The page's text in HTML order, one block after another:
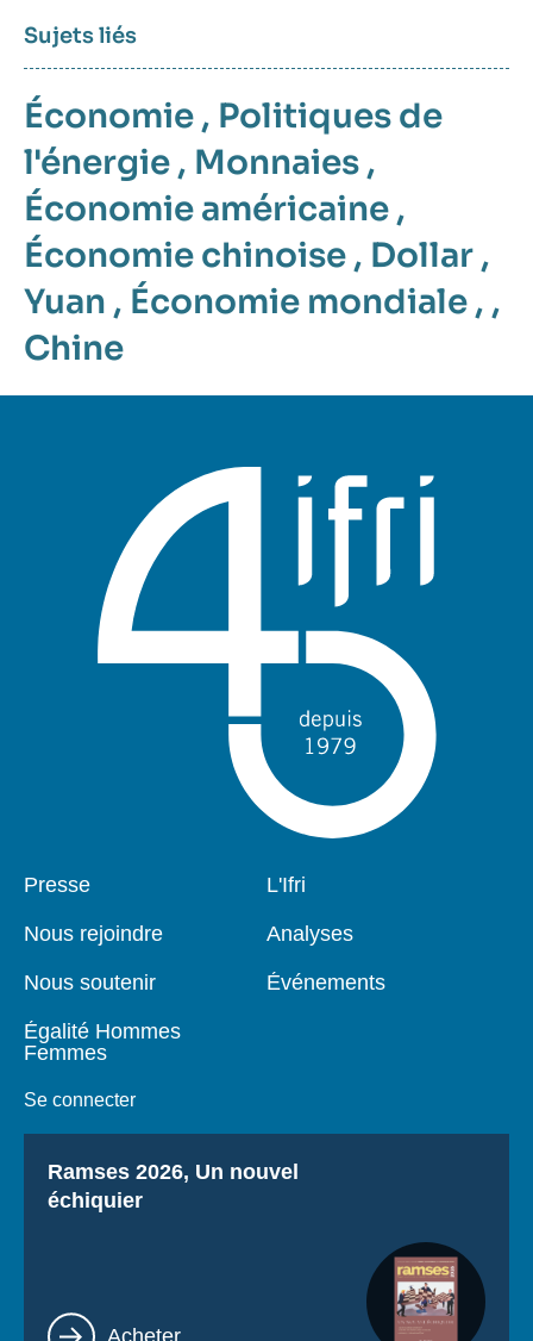
Sujets liés
Économie , Politiques de
l'énergie , Monnaies ,
Économie américaine ,
Économie chinoise , Dollar ,
Yuan , Économie mondiale , ,
Chine
Pied
Presse
Nous rejoindre
Nous soutenir
Égalité Hommes
Femmes
Se connecter
Navigation
L'Ifri
Analyses
Événements
Titre
Ramses 2026, Un nouvel
échiquier